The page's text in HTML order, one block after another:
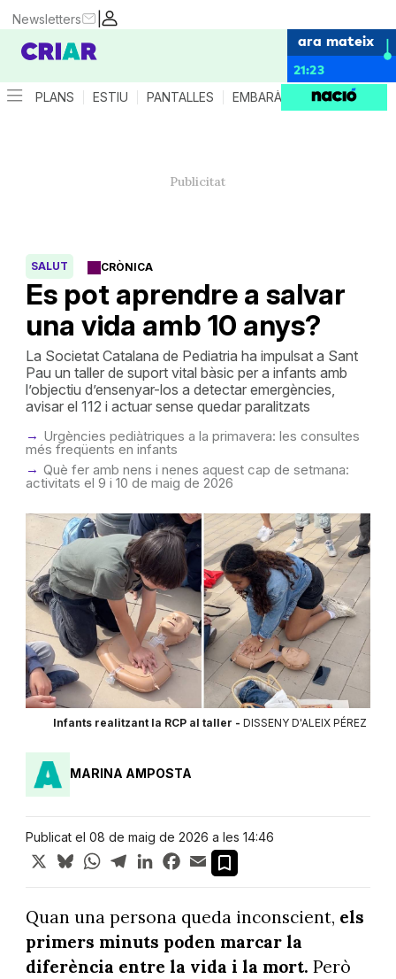
|
Newsletters
ara mateix
21:23
PLANS ESTIU PANTALLES EMBARÀS CRIANÇA
CRÒNICA
Es pot aprendre a salvar
una vida amb 10 anys?
SALUT
La Societat Catalana de Pediatria ha impulsat a Sant
Pau un taller de suport vital bàsic per a infants amb
l’objectiu d’ensenyar-los a detectar emergències,
avisar el 112 i actuar sense quedar paralitzats
Urgències pediàtriques a la primavera: les consultes
més freqüents en infants
Què fer amb nens i nenes aquest cap de setmana:
activitats el 9 i 10 de maig de 2026
Infants realitzant la RCP al taller - DISSENY D'ALEIX PÉREZ
MARINA AMPOSTA
Publicat el 08 de maig de 2026 a les 14:46
X BlueskyWhatsApp
TelegramLinkedInFacebook
Email
Quan una persona queda inconscient, els
primers minuts poden marcar la
diferència entre la vida i la mort. Però